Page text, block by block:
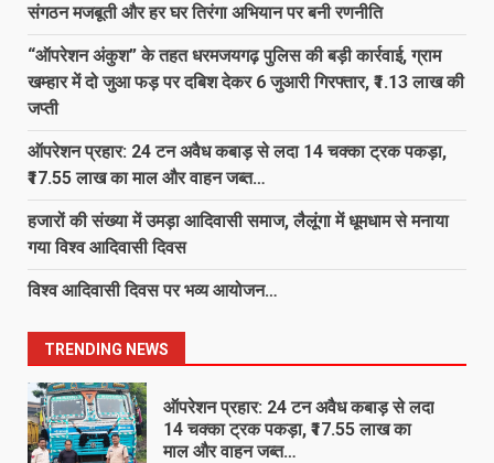
संगठन मजबूती और हर घर तिरंगा अभियान पर बनी रणनीति
“ऑपरेशन अंकुश” के तहत धरमजयगढ़ पुलिस की बड़ी कार्रवाई, ग्राम
खम्हार में दो जुआ फड़ पर दबिश देकर 6 जुआरी गिरफ्तार, ₹1.13 लाख की
जप्ती
ऑपरेशन प्रहार: 24 टन अवैध कबाड़ से लदा 14 चक्का ट्रक पकड़ा,
₹17.55 लाख का माल और वाहन जब्त…
हजारों की संख्या में उमड़ा आदिवासी समाज, लैलूंगा में धूमधाम से मनाया
गया विश्व आदिवासी दिवस
विश्व आदिवासी दिवस पर भव्य आयोजन…
TRENDING NEWS
1
रतनपुर की मासिक बैठक में संगठन मजबूती
और हर घर तिरंगा अभियान पर बनी रणनीति
August 10, 2026
2
पुलिस की बड़ी कार्रवाई, ग्राम खम्हार में दो
जुआ फड़ पर दबिश देकर 6 जुआरी गिरफ्तार,
₹1.13 लाख की जप्ती
August 10, 2026
3
ऑपरेशन प्रहार: 24 टन अवैध कबाड़ से लदा
14 चक्का ट्रक पकड़ा, ₹17.55 लाख का
हजारों की संख्या में उमड़ा आदिवासी समाज,
लैलूंगा में धूमधाम से मनाया गया विश्व
आदिवासी दिवस